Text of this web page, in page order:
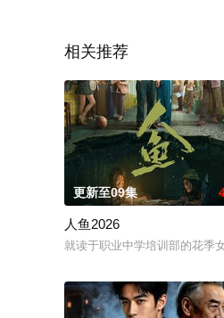
相关推荐
更新至09集
人鱼2026
就读于职业中学培训部的花季